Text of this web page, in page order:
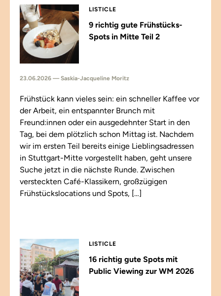
LISTICLE
9 richtig gute Frühstücks-
Spots in Mitte Teil 2
23.06.2026 — Saskia-Jacqueline Moritz
Frühstück kann vieles sein: ein schneller Kaffee vor
der Arbeit, ein entspannter Brunch mit
Freund:innen oder ein ausgedehnter Start in den
Tag, bei dem plötzlich schon Mittag ist. Nachdem
wir im ersten Teil bereits einige Lieblingsadressen
in Stuttgart-Mitte vorgestellt haben, geht unsere
Suche jetzt in die nächste Runde. Zwischen
versteckten Café-Klassikern, großzügigen
Frühstückslocations und Spots, […]
LISTICLE
16 richtig gute Spots mit
Public Viewing zur WM 2026